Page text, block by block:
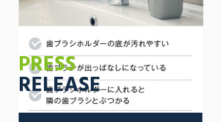
PRESS
RELEASE